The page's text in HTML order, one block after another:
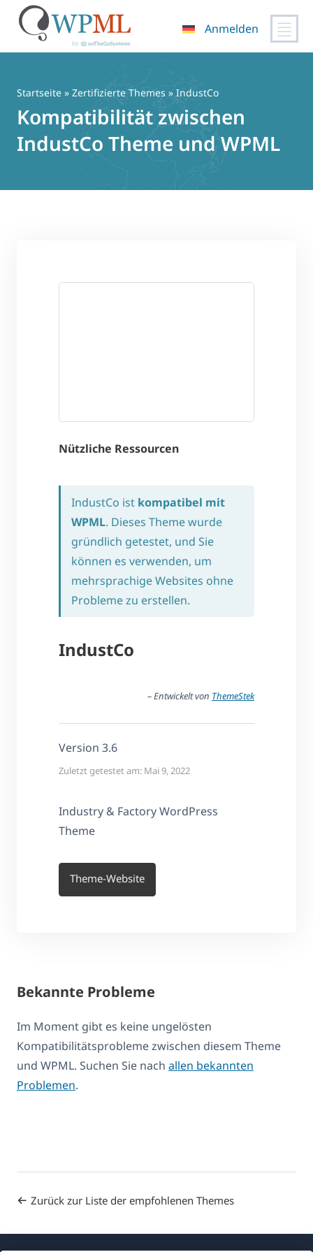
springen
Anmelden
Startseite » Zertifizierte Themes » IndustCo
Kompatibilität zwischen
IndustCo Theme und WPML
Nützliche Ressourcen
IndustCo ist kompatibel mit
WPML. Dieses Theme wurde
gründlich getestet, und Sie
können es verwenden, um
mehrsprachige Websites ohne
Probleme zu erstellen.
IndustCo
– Entwickelt von ThemeStek
Version 3.6
Zuletzt getestet am: Mai 9, 2022
Industry & Factory WordPress
Theme
Theme-Website
Bekannte Probleme
Im Moment gibt es keine ungelösten
Kompatibilitätsprobleme zwischen diesem Theme
und WPML. Suchen Sie nach allen bekannten
Problemen.
Zurück zur Liste der empfohlenen Themes